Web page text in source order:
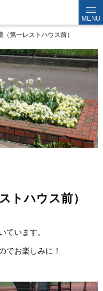
MENU
（第一レストハウス前）
トハウス前）
ています。
でお楽しみに！